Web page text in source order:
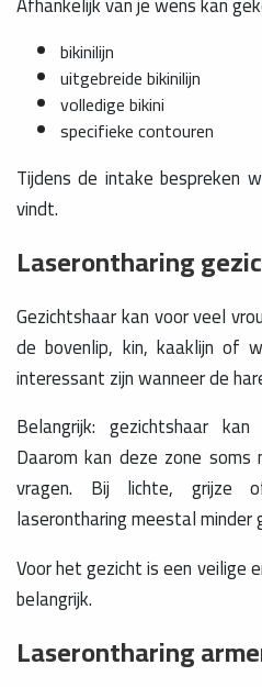
bikinilijn
uitgebreide bikinilijn
volledige bikini
specifieke contouren
Tijdens de intake bespreken
vindt.
Laserontharing
Gezichtshaar kan voor veel
de bovenlip, kin, kaaklijn of
interessant zijn wanneer de
Belangrijk: gezichtshaar
Daarom kan deze zone
vragen. Bij lichte, grijze
laserontharing meestal minder
Voor het gezicht is een veilige
belangrijk.
Laserontharing